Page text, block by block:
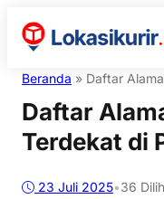
Beranda » Daftar
Daftar
Terdekat di
23 Juli 2025•36